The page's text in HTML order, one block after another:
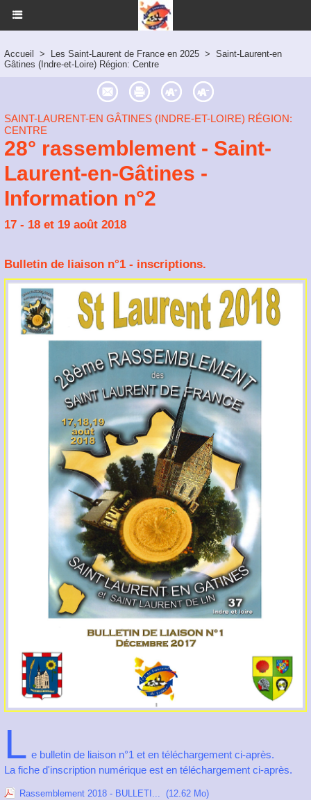
Accueil > Les Saint-Laurent de France en 2025 > Saint-Laurent-en
Gâtines (Indre-et-Loire) Région: Centre
SAINT-LAURENT-EN GÂTINES (INDRE-ET-LOIRE) RÉGION:
CENTRE
28° rassemblement - Saint-
Laurent-en-Gâtines -
Information n°2
17 - 18 et 19 août 2018
Bulletin de liaison n°1 - inscriptions.
L e bulletin de liaison n°1 et en téléchargement ci-après.
La fiche d'inscription numérique est en téléchargement ci-après.
Rassemblement 2018 - BULLETI... (12.62 Mo)